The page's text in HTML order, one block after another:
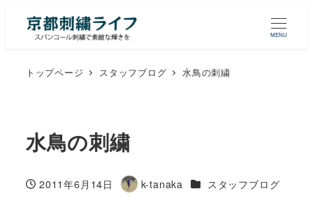
MENU
トップページ スタッフブログ 水鳥の刺繍
水鳥の刺繍
投稿日
2011年6月14日
著
k-tanaka カテゴリー
スタッフブログ